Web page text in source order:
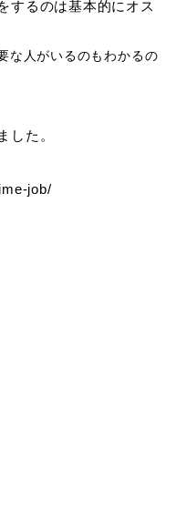
するのは基本的にオス
な人がいるのもわかるの
した。
job/